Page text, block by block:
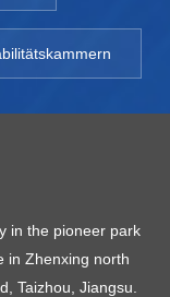
in the pioneer park
in Zhenxing north
Taizhou, Jiangsu.